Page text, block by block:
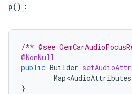
p() :
/** @see
@NonNull
public Builder
Map<AudioAttributes
}